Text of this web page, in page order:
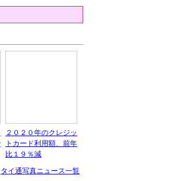
２０２０年のクレジッ
トカード利用額、前年
比１９％減
タイ通写真ニュース一覧
ージにて、